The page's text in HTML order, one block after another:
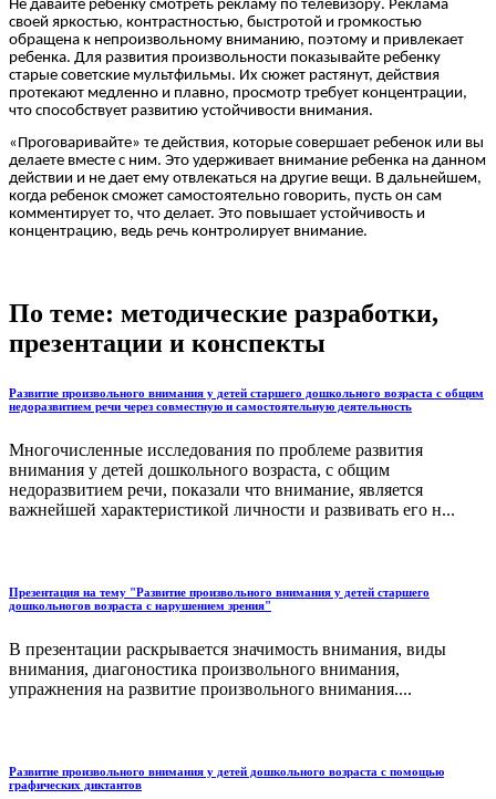
Не давайте ребенку смотреть рекламу по телевизору. Реклама
своей яркостью, контрастностью, быстротой и громкостью
обращена к непроизвольному вниманию, поэтому и привлекает
ребенка. Для развития произвольности показывайте ребенку
старые советские мультфильмы. Их сюжет растянут, действия
протекают медленно и плавно, просмотр требует концентрации,
что способствует развитию устойчивости внимания.
«Проговаривайте» те действия, которые совершает ребенок или вы
делаете вместе с ним. Это удерживает внимание ребенка на данном
действии и не дает ему отвлекаться на другие вещи. В дальнейшем,
когда ребенок сможет самостоятельно говорить, пусть он сам
комментирует то, что делает. Это повышает устойчивость и
концентрацию, ведь речь контролирует внимание.
По теме: методические разработки,
презентации и конспекты
Развитие произвольного внимания у детей старшего дошкольного возраста с общим
недоразвитием речи через совместную и самостоятельную деятельность
Многочисленные исследования по проблеме развития
внимания у детей дошкольного возраста, с общим
недоразвитием речи, показали что внимание, является
важнейшей характеристикой личности и развивать его н...
Презентация на тему "Развитие произвольного внимания у детей старшего
дошкольногов возраста с нарушением зрения"
В презентации раскрывается значимость внимания, виды
внимания, диагоностика произвольного внимания,
упражнения на развитие произвольного внимания....
Развитие произвольного внимания у детей дошкольного возраста с помощью
графических диктантов